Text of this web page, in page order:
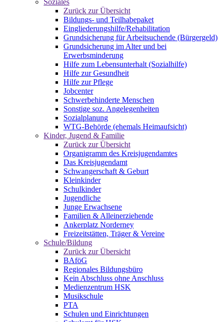
Zurück zur Übersicht
Bildungs- und Teilhabepaket
Eingliederungshilfe/Rehabilitation
Grundsicherung für Arbeitsuchende (Bürgergeld)
Grundsicherung im Alter und bei
Erwerbsminderung
Hilfe zum Lebensunterhalt (Sozialhilfe)
Hilfe zur Gesundheit
Hilfe zur Pflege
Jobcenter
Schwerbehinderte Menschen
Sonstige soz. Angelegenheiten
Sozialplanung
WTG-Behörde (ehemals Heimaufsicht)
Kinder, Jugend & Familie
Zurück zur Übersicht
Organigramm des Kreisjugendamtes
Das Kreisjugendamt
Schwangerschaft & Geburt
Kleinkinder
Schulkinder
Jugendliche
Junge Erwachsene
Familien & Alleinerziehende
Ankerplatz Norderney
Freizeitstätten, Träger & Vereine
Schule/Bildung
Zurück zur Übersicht
BAföG
Regionales Bildungsbüro
Kein Abschluss ohne Anschluss
Medienzentrum HSK
Musikschule
PTA
Schulen und Einrichtungen